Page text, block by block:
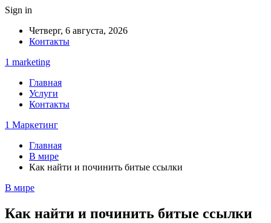
Sign in
Четверг, 6 августа, 2026
Контакты
1 marketing
Главная
Услуги
Контакты
1 Маркетинг
Главная
В мире
Как найти и починить битые ссылки
В мире
Как найти и починить битые ссылки